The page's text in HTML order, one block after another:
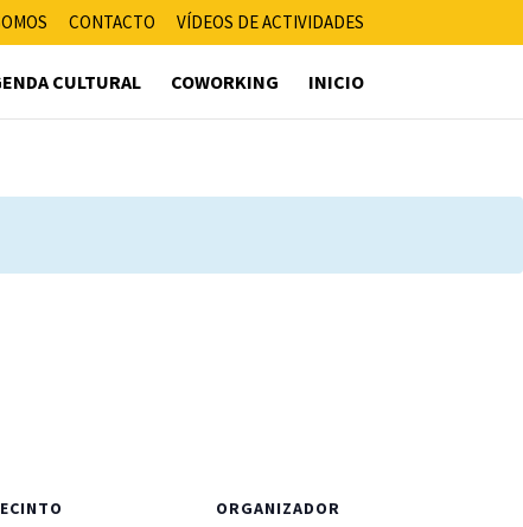
CONTACTO VÍDEOS DE ACTIVIDADES
CULTURAL COWORKING INICIO
ORGANIZADOR